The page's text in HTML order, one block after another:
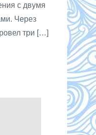
с двумя
Через
три […]